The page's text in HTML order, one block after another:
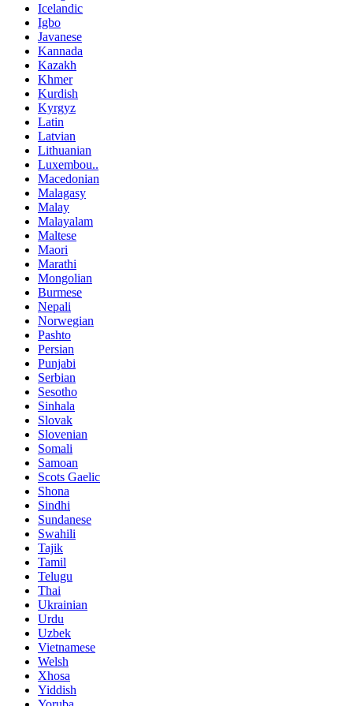
Icelandic
Igbo
Javanese
Kannada
Kazakh
Khmer
Kurdish
Kyrgyz
Latin
Latvian
Lithuanian
Luxembou..
Macedonian
Malagasy
Malay
Malayalam
Maltese
Maori
Marathi
Mongolian
Burmese
Nepali
Norwegian
Pashto
Persian
Punjabi
Serbian
Sesotho
Sinhala
Slovak
Slovenian
Somali
Samoan
Scots Gaelic
Shona
Sindhi
Sundanese
Swahili
Tajik
Tamil
Telugu
Thai
Ukrainian
Urdu
Uzbek
Vietnamese
Welsh
Xhosa
Yiddish